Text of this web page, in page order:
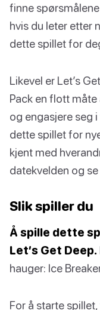
finne
hvis du leter etter
dette spillet for
Likevel er Let’s
Pack en flott
og engasjere seg
dette spillet for
kjent med
datekvelden og
Slik spiller du
Å spille dette
Let’s Get Deep.
hauger: Ice
For å starte